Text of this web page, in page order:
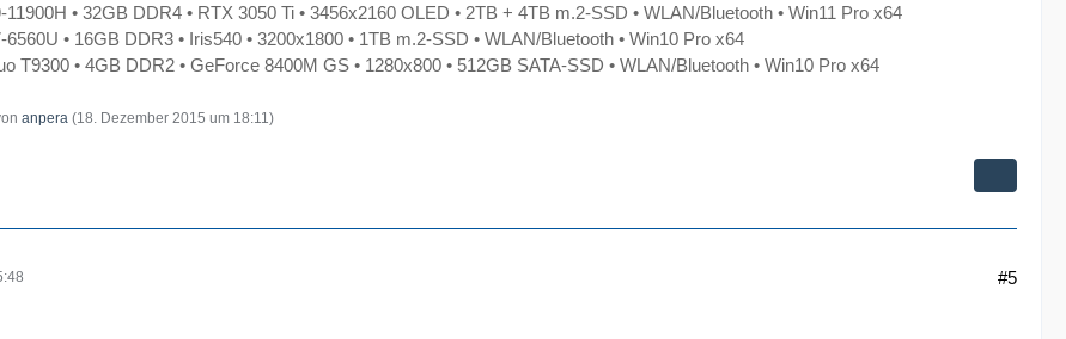
11900H • 32GB DDR4 • RTX 3050 Ti • 3456x2160 OLED • 2TB + 4TB m.2-SSD • WLAN/Bluetooth • Win11 Pro x64
6560U • 16GB DDR3 • Iris540 • 3200x1800 • 1TB m.2-SSD • WLAN/Bluetooth • Win10 Pro x64
T9300 • 4GB DDR2 • GeForce 8400M GS • 1280x800 • 512GB SATA-SSD • WLAN/Bluetooth • Win10 Pro x64
anpera (18. Dezember 2015 um 18:11 )
#5